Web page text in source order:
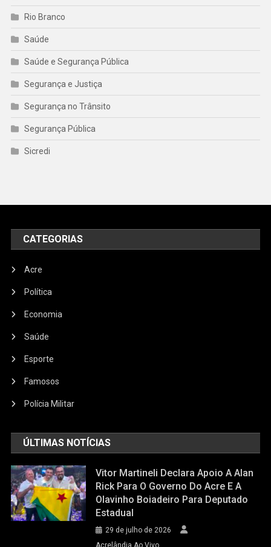
Rio Branco
Saúde
Saúde e Segurança Pública
Segurança e Justiça
Segurança no Trânsito
Segurança Pública
Sicredi
CATEGORIAS
Acre
Política
Economia
Saúde
Esporte
Famosos
Polícia Militar
ÚLTIMAS NOTÍCIAS
Vitor Martineli Declara Apoio A Alan
Rick Para O Governo Do Acre E A
Olavinho Boiadeiro Para Deputado
Estadual
29 de julho de 2026
Acrelândia Ao Vivo